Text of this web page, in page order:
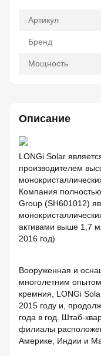
Артикул
Бренд
Мощность
Описание
LONGi Solar
производителем
Компания
Group (SH601012)
активами выше 1,7
2016 год)
Вооруженная и
многолетним
кремния, LONGi
2015 году и,
года в год. Штаб-
филиалы
Америке, Индии и